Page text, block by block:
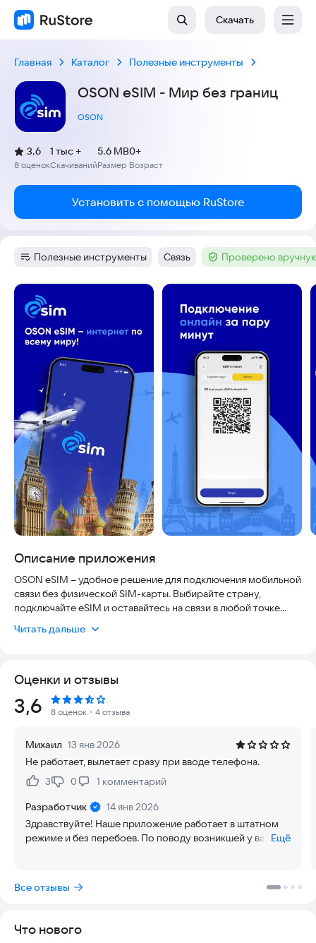
Скачать
Главная Каталог Полезные инструменты
OSON eSIM - Мир без границ
OSON
Рейтинг:
3,6
(
8 оценок
)
Скачиваний
1 тыс +
Размер
5.6 MB
Возраст
0+
Установить с помощью RuStore
Категория:
Полезные инструменты Тег:
Связь Тег :Проверено
Скриншоты
Описание приложения
OSON eSIM – удобное решение для подключения мобильной
связи без физической SIM-карты. Выбирайте страну,
подключайте eSIM и оставайтесь на связи в любой точке
Моментальное подключение
Активируйте eSIM в пару кликов и пользуйтесь мобильной
связью без ожидания доставки SIM-карты.
Подключите eSIM для поездок за границу и оставайтесь на
связи без переплат за роуминг.
Доступный интернет по всему миру
Используйте eSIM в путешествиях, выбирая выгодные
тарифы в нужной стране.
Управление eSIM
защищены по стандарту PCI DSS.
Читать дальше
Оценки и отзывы
Рейтинг:
3,6 8 оценок ・4 отзыва
Михаил 13 янв 2026
Не работает, вылетает сразу при вводе телефона.
Нравится:
3Не нравится:
0 1 комментарий
Разработчик
14 янв 2026
Здравствуйте! Наше приложение работает в штатном
режиме и без перебоев. По поводу возникшей у вас
support@oson.com
Ещё
Все отзывы
Что нового